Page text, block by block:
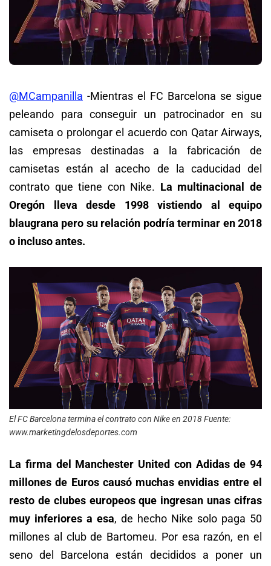
@MCampanilla -Mientras el FC Barcelona se sigue
peleando para conseguir un patrocinador en su
camiseta o prolongar el acuerdo con Qatar Airways,
las empresas destinadas a la fabricación de
camisetas están al acecho de la caducidad del
contrato que tiene con Nike. La multinacional de
Oregón lleva desde 1998 vistiendo al equipo
blaugrana pero su relación podría terminar en 2018
o incluso antes.
El FC Barcelona termina el contrato con Nike en 2018 Fuente:
www.marketingdelosdeportes.com
La firma del Manchester United con Adidas de 94
millones de Euros causó muchas envidias entre el
resto de clubes europeos que ingresan unas cifras
muy inferiores a esa, de hecho Nike solo paga 50
millones al club de Bartomeu. Por esa razón, en el
seno del Barcelona están decididos a poner un